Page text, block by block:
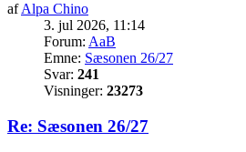
afAlpa Chino
3. jul 2026, 11:14
Forum: AaB
Emne: Sæsonen 26/27
Svar: 241
Visninger: 23273
Re: Sæsonen 26/27